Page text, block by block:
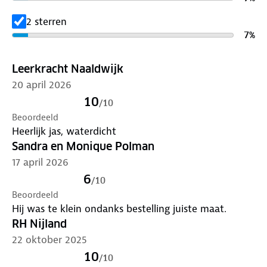
nieuwe bestemming aan.
2 sterren
7%
Leerkracht Naaldwijk
20 april 2026
10/10
Beoordeeld
Heerlijk jas, waterdicht
Sandra en Monique Polman
17 april 2026
6/10
Beoordeeld
Hij was te klein ondanks bestelling juiste maat.
RH Nijland
22 oktober 2025
10/10